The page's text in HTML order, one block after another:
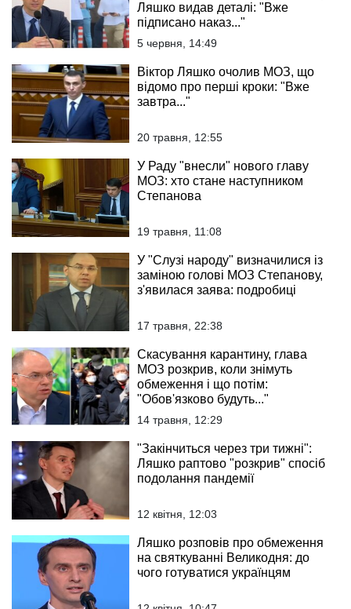
Ляшко видав деталі: "Вже
підписано наказ..."
5 червня, 14:49
Віктор Ляшко очолив МОЗ, що
відомо про перші кроки: "Вже
завтра..."
20 травня, 12:55
У Раду "внесли" нового главу
МОЗ: хто стане наступником
Степанова
19 травня, 11:08
У "Слузі народу" визначилися із
заміною голові МОЗ Степанову,
з'явилася заява: подробиці
17 травня, 22:38
Скасування карантину, глава
МОЗ розкрив, коли знімуть
обмеження і що потім:
"Обов'язково будуть..."
14 травня, 12:29
"Закінчиться через три тижні":
Ляшко раптово "розкрив" спосіб
подолання пандемії
12 квітня, 12:03
Ляшко розповів про обмеження
на святкуванні Великодня: до
чого готуватися українцям